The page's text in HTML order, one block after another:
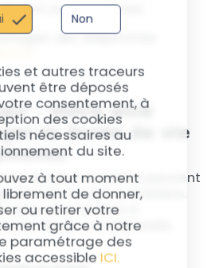
Non
et autres traceurs
être déposés
consentement, à
des cookies
nécessaires au
du site.
à tout moment
de donner,
ou retirer votre
grâce à notre
paramétrage des
accessible ICI.
plus responsable.
des téléphones
: Votre allié
la durée de vie
les plus durables peuvent
ou des entretiens.
, nous vous aidons à
de vie de vos appareils